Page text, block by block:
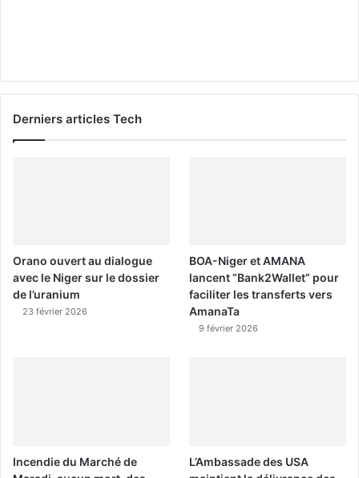
Derniers articles Tech
Orano ouvert au dialogue
avec le Niger sur le dossier
de l’uranium
23 février 2026
BOA-Niger et AMANA
lancent “Bank2Wallet” pour
faciliter les transferts vers
AmanaTa
9 février 2026
Incendie du Marché de
L’Ambassade des USA